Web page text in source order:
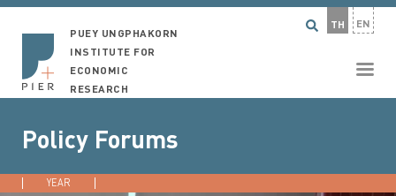
TH EN
PUEY UNGPHAKORN
INSTITUTE FOR
ECONOMIC
RESEARCH
Policy Forums
YEAR